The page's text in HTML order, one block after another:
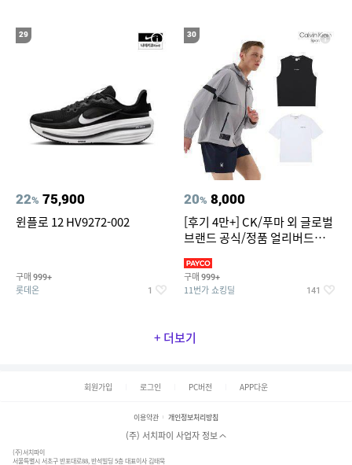
29
22% 75,900
윈플로 12 HV9272-002
구매 999+
롯데온 1
30
20% 8,000
[후기 4만+] CK/푸마 외 글로벌
브랜드 공식/정품 얼리버드
구매 999+
11번가 쇼킹딜 141
+ 더보기
회원가입 로그인 PC버전 APP다운
이용약관 개인정보처리방침
(주) 서치파이 사업자 정보
(주)서치파이
서울특별시 서초구 반포대로88, 반석빌딩 5층 대표이사 김태묵